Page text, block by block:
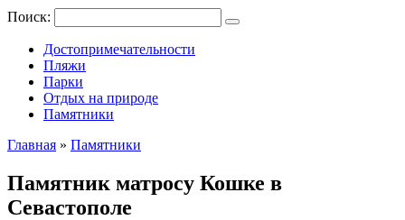
Поиск:
Достопримечательности
Пляжи
Парки
Отдых на природе
Памятники
Главная » Памятники
Памятник матросу Кошке в
Севастополе